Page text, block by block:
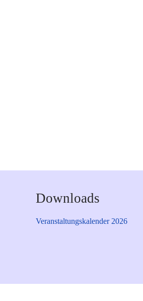
Downloads
Veranstaltungskalender 2026